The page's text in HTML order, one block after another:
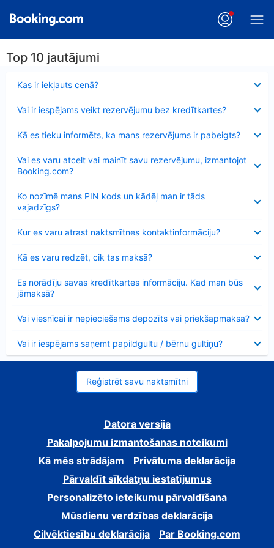
Top 10 jautājumi
Kas ir iekļauts cenā?
Vai ir iespējams veikt rezervējumu bez kredītkartes?
Kā es tieku informēts, ka mans rezervējums ir pabeigts?
Vai es varu atcelt vai mainīt savu rezervējumu, izmantojot
Booking.com?
Ko nozīmē mans PIN kods un kādēļ man ir tāds
vajadzīgs?
Kur es varu atrast naktsmītnes kontaktinformāciju?
Kā es varu redzēt, cik tas maksā?
Es norādīju savas kredītkartes informāciju. Kad man būs
jāmaksā?
Vai viesnīcai ir nepieciešams depozīts vai priekšapmaksa?
Vai ir iespējams saņemt papildgultu / bērnu gultiņu?
Reģistrēt savu naktsmītni
Datora versija
Pakalpojumu izmantošanas noteikumi
Kā mēs strādājam
Privātuma deklarācija
Pārvaldīt sīkdatņu iestatījumus
Personalizēto ieteikumu pārvaldīšana
Mūsdienu verdzības deklarācija
Cilvēktiesību deklarācija
Par Booking.com